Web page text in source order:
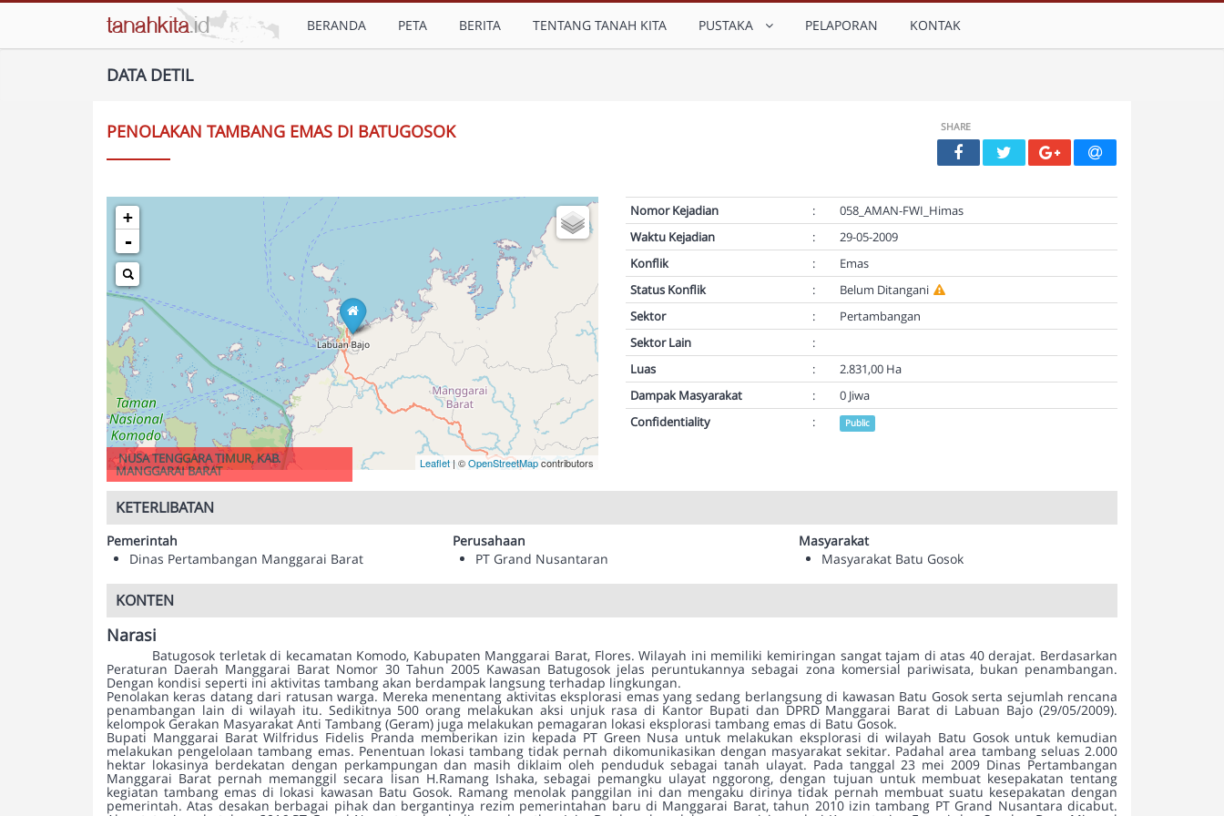
BERANDA PETA BERITA TENTANG TANAH KITA PUSTAKA PELAPORAN KONTAK
DATA DETIL
PENOLAKAN TAMBANG EMAS DI BATUGOSOK SHARE
+
-
Leaflet | ©OpenStreetMapcontributors
NUSA TENGGARA TIMUR, KAB.
MANGGARAI BARAT
Nomor Kejadian :
058_AMAN-FWI_Himas
Waktu Kejadian
:
29-05-2009
Konflik
:
Emas
Status Konflik
:
Belum Ditangani
Sektor
:
Pertambangan
Sektor Lain
:
Luas
:
2.831,00 Ha
Dampak Masyarakat
:
0 Jiwa
Confidentiality
: Public
KETERLIBATAN
Pemerintah
Dinas Pertambangan Manggarai Barat
Perusahaan
PT Grand Nusantaran
Masyarakat
Masyarakat Batu Gosok
KONTEN
Narasi
Batugosok terletak di kecamatan Komodo, Kabupaten Manggarai Barat, Flores. Wilayah ini memiliki kemiringan sangat tajam di atas 40 derajat. Berdasarkan
Peraturan Daerah Manggarai Barat Nomor 30 Tahun 2005 Kawasan Batugosok jelas peruntukannya sebagai zona komersial pariwisata, bukan penambangan.
Dengan kondisi seperti ini aktivitas tambang akan berdampak langsung terhadap lingkungan.
Penolakan keras datang dari ratusan warga. Mereka menentang aktivitas eksplorasi emas yang sedang berlangsung di kawasan Batu Gosok serta sejumlah rencana
penambangan lain di wilayah itu. Sedikitnya 500 orang melakukan aksi unjuk rasa di Kantor Bupati dan DPRD Manggarai Barat di Labuan Bajo (29/05/2009).
kelompok Gerakan Masyarakat Anti Tambang (Geram) juga melakukan pemagaran lokasi eksplorasi tambang emas di Batu Gosok.
Bupati Manggarai Barat Wilfridus Fidelis Pranda memberikan izin kepada PT Green Nusa untuk melakukan eksplorasi di wilayah Batu Gosok untuk kemudian
melakukan pengelolaan tambang emas. Penentuan lokasi tambang tidak pernah dikomunikasikan dengan masyarakat sekitar. Padahal area tambang seluas 2.000
hektar lokasinya berdekatan dengan perkampungan dan masih diklaim oleh penduduk sebagai tanah ulayat. Pada tanggal 23 mei 2009 Dinas Pertambangan
Manggarai Barat pernah memanggil secara lisan H.Ramang Ishaka, sebagai pemangku ulayat nggorong, dengan tujuan untuk membuat kesepakatan tentang
kegiatan tambang emas di lokasi kawasan Batu Gosok. Ramang menolak panggilan ini dan mengaku dirinya tidak pernah membuat suatu kesepakatan dengan
pemerintah. Atas desakan berbagai pihak dan bergantinya rezim pemerintahan baru di Manggarai Barat, tahun 2010 izin tambang PT Grand Nusantara dicabut.